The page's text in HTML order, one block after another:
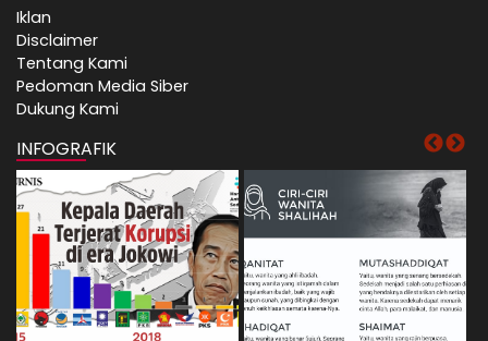
Iklan
Disclaimer
Tentang Kami
Pedoman Media Siber
Dukung Kami
INFOGRAFIK